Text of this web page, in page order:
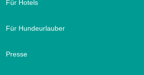
Für Hotels
Für Hundeurlauber
Presse